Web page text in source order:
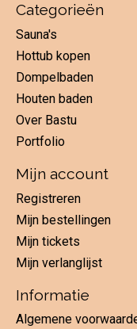
Categorieën
Sauna's
Hottub kopen
Dompelbaden
Houten baden
Over Bastu
Portfolio
Mijn account
Registreren
Mijn bestellingen
Mijn tickets
Mijn verlanglijst
Informatie
Algemene